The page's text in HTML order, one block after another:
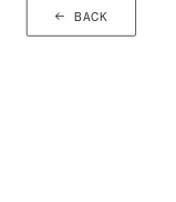
BACK